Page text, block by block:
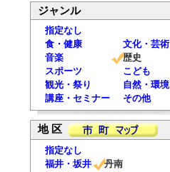
ジャンル
指定なし
食・健康
文化・芸術
音楽
歴史
スポーツ
こども
観光・祭り
自然・環境
講座・セミナー
その他
地 区
指定なし
福井・坂井
丹南